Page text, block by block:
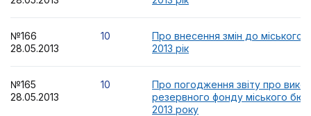
№166
28.05.2013
10
Про внесення змін до
2013 рік
№165
28.05.2013
10
Про погодження звіту про
резервного фонду міського
2013 року